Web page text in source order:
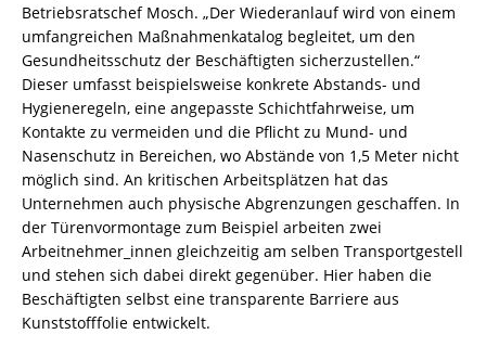
Betriebsratschef Mosch. „Der Wiederanlauf wird von einem
umfangreichen Maßnahmenkatalog begleitet, um den
Gesundheitsschutz der Beschäftigten sicherzustellen.“
Dieser umfasst beispielsweise konkrete Abstands- und
Hygieneregeln, eine angepasste Schichtfahrweise, um
Kontakte zu vermeiden und die Pflicht zu Mund- und
Nasenschutz in Bereichen, wo Abstände von 1,5 Meter nicht
möglich sind. An kritischen Arbeitsplätzen hat das
Unternehmen auch physische Abgrenzungen geschaffen. In
der Türenvormontage zum Beispiel arbeiten zwei
Arbeitnehmer_innen gleichzeitig am selben Transportgestell
und stehen sich dabei direkt gegenüber. Hier haben die
Beschäftigten selbst eine transparente Barriere aus
Kunststofffolie entwickelt.